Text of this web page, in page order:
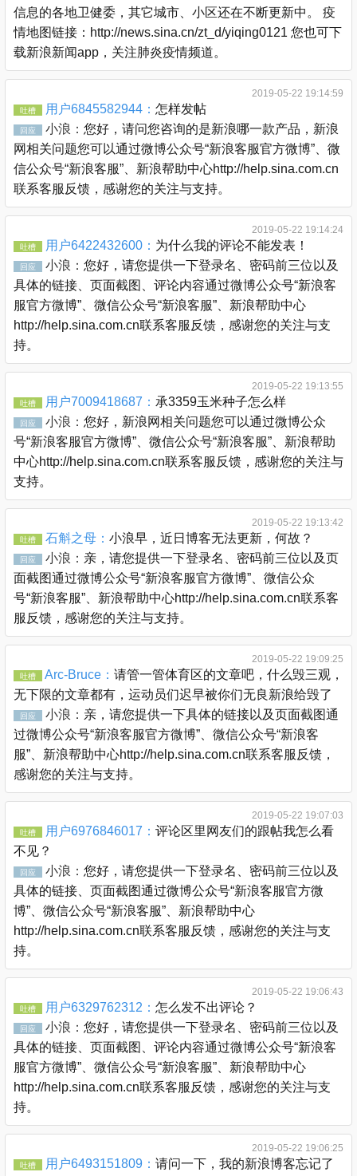
信息的各地卫健委，其它城市、小区还在不断更新中。 疫
情地图链接：http://news.sina.cn/zt_d/yiqing0121 您也可下
载新浪新闻app，关注肺炎疫情频道。
2019-05-22 19:14:59
吐槽 用户6845582944： 怎样发帖
回应 小浪： 您好，请问您咨询的是新浪哪一款产品，新浪
网相关问题您可以通过微博公众号“新浪客服官方微博”、微
信公众号“新浪客服”、新浪帮助中心http://help.sina.com.cn
联系客服反馈，感谢您的关注与支持。
2019-05-22 19:14:24
吐槽 用户6422432600： 为什么我的评论不能发表！
回应 小浪： 您好，请您提供一下登录名、密码前三位以及
具体的链接、页面截图、评论内容通过微博公众号“新浪客
服官方微博”、微信公众号“新浪客服”、新浪帮助中心
http://help.sina.com.cn联系客服反馈，感谢您的关注与支
持。
2019-05-22 19:13:55
吐槽 用户7009418687： 承3359玉米种子怎么样
回应 小浪： 您好，新浪网相关问题您可以通过微博公众
号“新浪客服官方微博”、微信公众号“新浪客服”、新浪帮助
中心http://help.sina.com.cn联系客服反馈，感谢您的关注与
支持。
2019-05-22 19:13:42
吐槽 石斛之母： 小浪早，近日博客无法更新，何故？
回应 小浪： 亲，请您提供一下登录名、密码前三位以及页
面截图通过微博公众号“新浪客服官方微博”、微信公众
号“新浪客服”、新浪帮助中心http://help.sina.com.cn联系客
服反馈，感谢您的关注与支持。
2019-05-22 19:09:25
吐槽 Arc-Bruce： 请管一管体育区的文章吧，什么毁三观，
无下限的文章都有，运动员们迟早被你们无良新浪给毁了
回应 小浪： 亲，请您提供一下具体的链接以及页面截图通
过微博公众号“新浪客服官方微博”、微信公众号“新浪客
服”、新浪帮助中心http://help.sina.com.cn联系客服反馈，
感谢您的关注与支持。
2019-05-22 19:07:03
吐槽 用户6976846017： 评论区里网友们的跟帖我怎么看
不见？
回应 小浪： 您好，请您提供一下登录名、密码前三位以及
具体的链接、页面截图通过微博公众号“新浪客服官方微
博”、微信公众号“新浪客服”、新浪帮助中心
http://help.sina.com.cn联系客服反馈，感谢您的关注与支
持。
2019-05-22 19:06:43
吐槽 用户6329762312： 怎么发不出评论？
回应 小浪： 您好，请您提供一下登录名、密码前三位以及
具体的链接、页面截图、评论内容通过微博公众号“新浪客
服官方微博”、微信公众号“新浪客服”、新浪帮助中心
http://help.sina.com.cn联系客服反馈，感谢您的关注与支
持。
2019-05-22 19:06:25
吐槽 用户6493151809： 请问一下，我的新浪博客忘记了